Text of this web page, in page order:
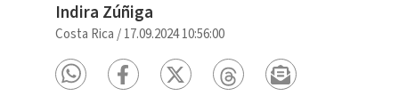
Indira Zúñiga
Costa Rica /17.09.2024 10:56:00